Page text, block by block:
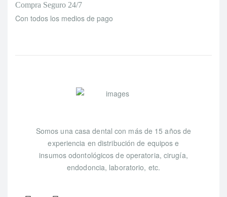
Compra Seguro 24/7
Con todos los medios de pago
Somos una casa dental con más de 15 años de
experiencia en distribución de equipos e
insumos odontológicos de operatoria, cirugía,
endodoncia, laboratorio, etc.